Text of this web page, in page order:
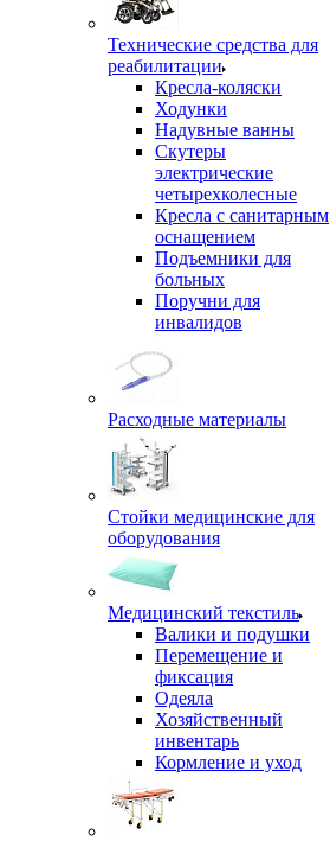
Технические средства для
реабилитации
Кресла-коляски
Ходунки
Надувные ванны
Скутеры
электрические
четырехколесные
Кресла с санитарным
оснащением
Подъемники для
больных
Поручни для
инвалидов
Расходные материалы
Стойки медицинские для
оборудования
Медицинский текстиль
Валики и подушки
Перемещение и
фиксация
Одеяла
Хозяйственный
инвентарь
Кормление и уход